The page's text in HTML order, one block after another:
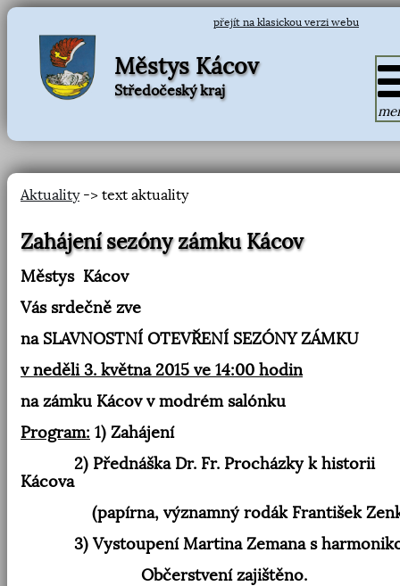
přejít na klasickou verzi webu
Městys Kácov
Středočeský kraj
Aktuality-> text aktuality
Zahájení sezóny zámku Kácov
Městys Kácov
Vás srdečně zve
na SLAVNOSTNÍ OTEVŘENÍ SEZÓNY ZÁMKU
v neděli 3. května 2015 ve 14:00 hodin
na zámku Kácov v modrém salónku
Program: 1) Zahájení
2) Přednáška Dr. Fr. Procházky k historii
Kácova
(papírna, významný rodák František
3) Vystoupení Martina Zemana s
Občerstvení zajištěno.